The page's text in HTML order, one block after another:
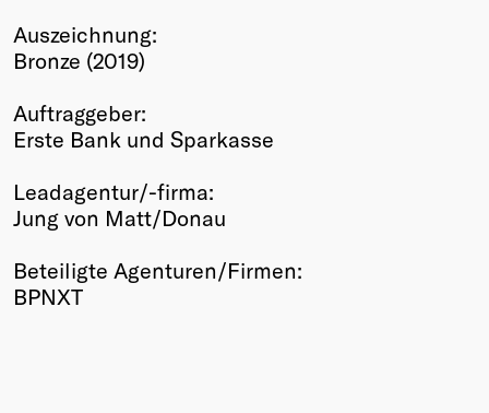
Winners
Past
Annual
Auszeichnung:
Bronze (2019)
Auftraggeber:
Erste Bank und Sparkasse
Leadagentur/-firma:
Jung von Matt/Donau
Beteiligte Agenturen/Firmen:
BPNXT